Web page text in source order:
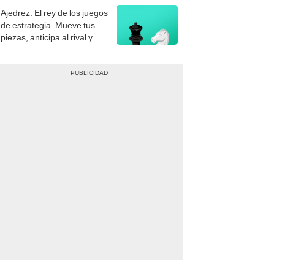
Ajedrez: El rey de los juegos
de estrategia. Mueve tus
piezas, anticipa al rival y